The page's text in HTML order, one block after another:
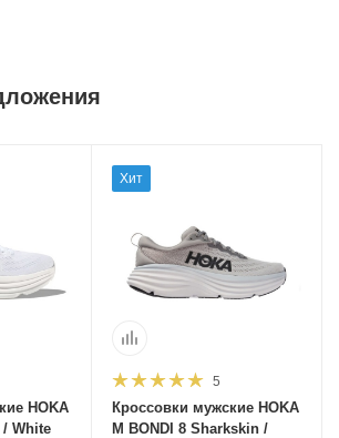
HOKA
/ White
Хит
5
Кроссовки мужские HOKA
M BONDI 8 Sharkskin /